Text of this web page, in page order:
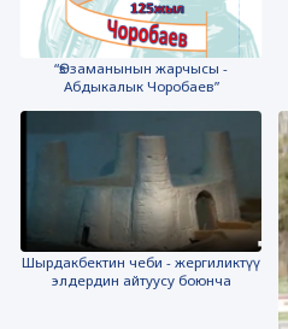
“Ѳз заманынын жарчысы -
Абдыкалык Чоробаев”
Шырдакбектин чеби - жергиликтүү
элдердин айтуусу боюнча